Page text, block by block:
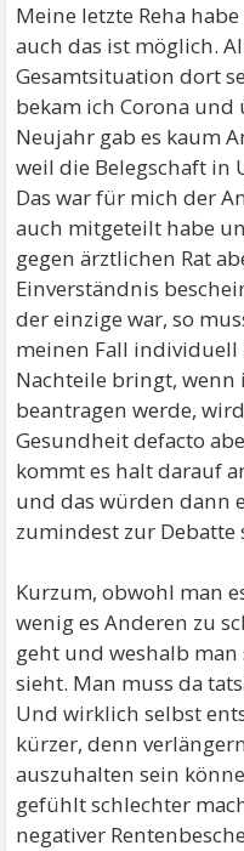
Meine letzte Reha
auch das ist möglich.
Gesamtsituation dort
bekam ich Corona
Neujahr gab es kaum
weil die Belegschaft in
Das war für mich der
auch mitgeteilt habe
gegen ärztlichen Rat
Einverständnis
der einzige war, so
meinen Fall
Nachteile bringt, wenn
beantragen werde,
Gesundheit defacto
kommt es halt darauf
und das würden dann
zumindest zur Debatte
Kurzum, obwohl man
wenig es Anderen zu
geht und weshalb
sieht. Man muss da
Und wirklich selbst
kürzer, denn
auszuhalten sein
gefühlt schlechter
negativer